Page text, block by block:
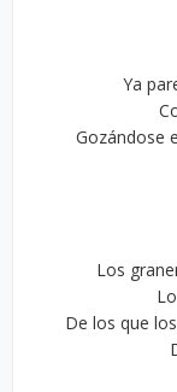
Ya
Gozándose
Los
De los que